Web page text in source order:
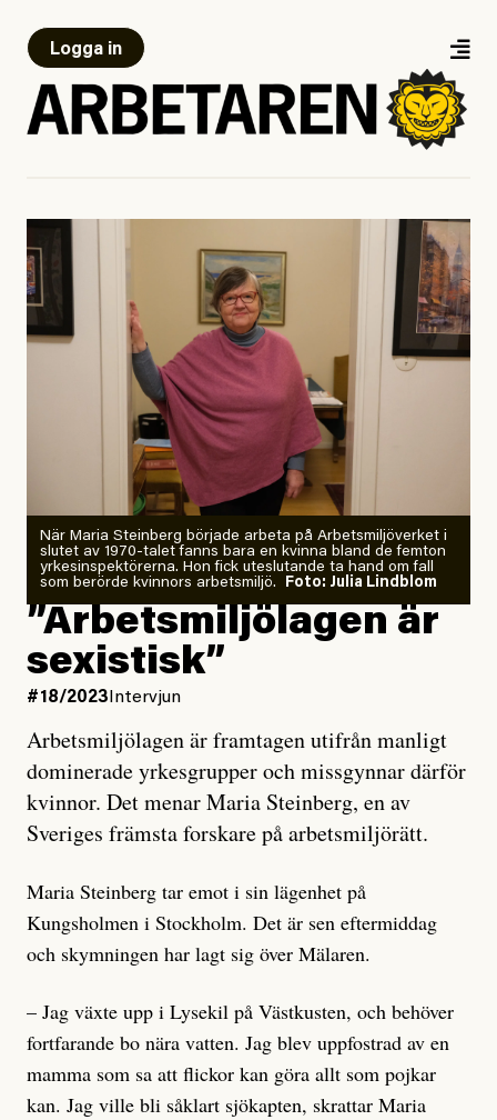
Logga in
När Maria Steinberg började arbeta på Arbetsmiljöverket i
slutet av 1970-talet fanns bara en kvinna bland de femton
yrkesinspektörerna. Hon fick uteslutande ta hand om fall
som berörde kvinnors arbetsmiljö. Foto: Julia Lindblom
”Arbetsmiljölagen är
sexistisk”
#18/2023 Intervjun
Arbetsmiljölagen är framtagen utifrån manligt
dominerade yrkesgrupper och missgynnar därför
kvinnor. Det menar Maria Steinberg, en av
Sveriges främsta forskare på arbetsmiljörätt.
Maria Steinberg tar emot i sin lägenhet på
Kungsholmen i Stockholm. Det är sen eftermiddag
och skymningen har lagt sig över Mälaren.
– Jag växte upp i Lysekil på Västkusten, och behöver
fortfarande bo nära vatten. Jag blev uppfostrad av en
mamma som sa att flickor kan göra allt som pojkar
kan. Jag ville bli såklart sjökapten, skrattar Maria